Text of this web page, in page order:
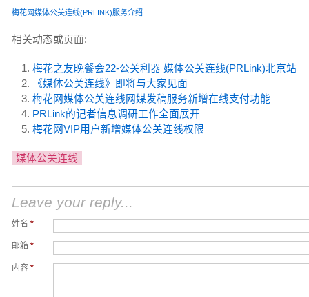
梅花网媒体公关连线(PRLINK)服务介绍
相关动态或页面:
梅花之友晚餐会22-公关利器 媒体公关连线(PRLink)北京站
《媒体公关连线》即将与大家见面
梅花网媒体公关连线网媒发稿服务新增在线支付功能
PRLink的记者信息调研工作全面展开
梅花网VIP用户新增媒体公关连线权限
媒体公关连线
Leave your reply...
姓名 *
邮箱 *
内容 *